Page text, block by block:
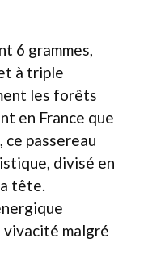
6 grammes,
à triple
les forêts
en France que
passereau
divisé en
tête.
vivacité malgré